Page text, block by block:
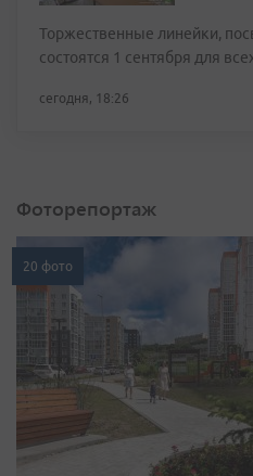
Торжественные линейки,
состоятся 1 сентября для
сегодня, 18:26
Фоторепортаж
20 фото